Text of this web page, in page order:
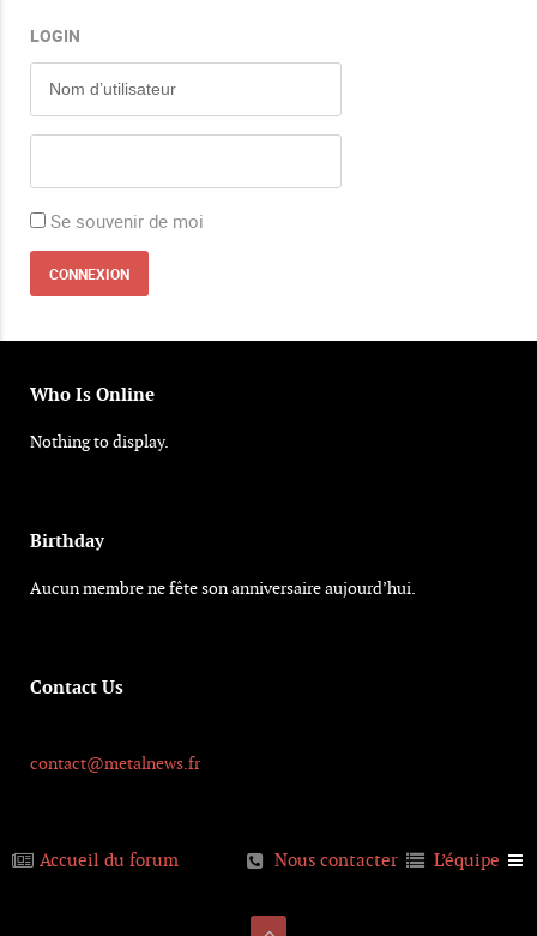
LOGIN
Se souvenir de moi
Who Is Online
Nothing to display.
Birthday
Aucun membre ne fête son anniversaire aujourd’hui.
Contact Us
contact@metalnews.fr
Accueil du forum L’équipe
Nous contacter